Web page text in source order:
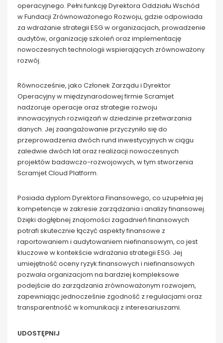
operacyjnego. Pełni funkcję Dyrektora Oddziału Wschód
w Fundacji Zrównoważonego Rozwoju, gdzie odpowiada
za wdrażanie strategii ESG w organizacjach, prowadzenie
audytów, organizację szkoleń oraz implementację
nowoczesnych technologii wspierających zrównoważony
rozwój.
Równocześnie, jako Członek Zarządu i Dyrektor
Operacyjny w międzynarodowej firmie Scramjet
nadzoruje operacje oraz strategie rozwoju
innowacyjnych rozwiązań w dziedzinie przetwarzania
danych. Jej zaangażowanie przyczyniło się do
przeprowadzenia dwóch rund inwestycyjnych w ciągu
zaledwie dwóch lat oraz realizacji nowoczesnych
projektów badawczo-rozwojowych, w tym stworzenia
Scramjet Cloud Platform.
Posiada dyplom Dyrektora Finansowego, co uzupełnia jej
kompetencje w zakresie zarządzania i analizy finansowej.
Dzięki dogłębnej znajomości zagadnień finansowych
potrafi skutecznie łączyć aspekty finansowe z
raportowaniem i audytowaniem niefinansowym, co jest
kluczowe w kontekście wdrażania strategii ESG. Jej
umiejętność oceny ryzyk finansowych i niefinansowych
pozwala organizacjom na bardziej kompleksowe
podejście do zarządzania zrównoważonym rozwojem,
zapewniając jednocześnie zgodność z regulacjami oraz
transparentność w komunikacji z interesariuszami.
UDOSTĘPNIJ